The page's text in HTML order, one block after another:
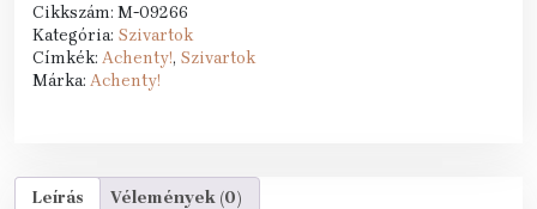
részére,
barna
bőr,
Robusto
Cikkszám: M-09266
Kategória: Szivartok
Címkék: Achenty!, Szivartok
Márka: Achenty!
Leírás Vélemények (0)